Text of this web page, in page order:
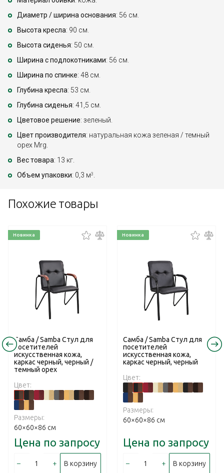
Диаметр / ширина основания: 56 см.
Высота кресла: 90 см.
Высота сиденья: 50 см.
Ширина с подлокотниками: 56 см.
Ширина по спинке: 48 см.
Глубина кресла: 53 см.
Глубина сиденья: 41,5 см.
Цветовое решение: зеленый.
Цвет производителя: натуральная кожа зеленая / темный
орех Mrg.
Вес товара: 13 кг.
Объем упаковки: 0,3 м3
Похожие товары
Новинка
Самба / Samba Стул для
посетителей
искусственная кожа,
каркас черный, черный /
темный орех
Цвет:
Размеры:
60×60×86 см
Цена по запросу
– + В корзину
Новинка
Самба / Samba Стул для
посетителей
искусственная кожа,
каркас черный, черный
Цвет:
Размеры:
60×60×86 см
Цена по запросу
– + В корзину